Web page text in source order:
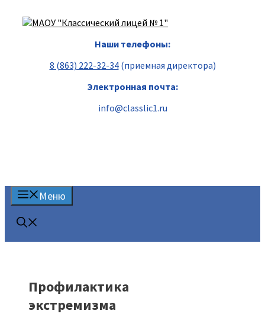
Наши телефоны:
8 (863) 222-32-34(приемная директора)
Электронная почта:
info@classlic1.ru
Меню
Профилактика
экстремизма